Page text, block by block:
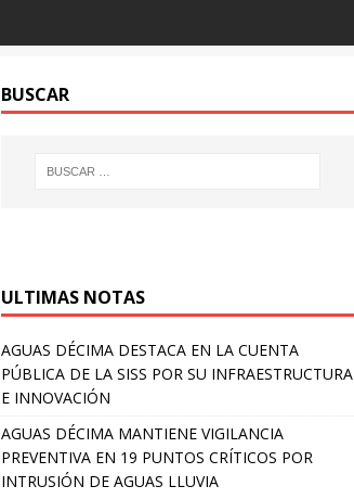
BUSCAR
ULTIMAS NOTAS
AGUAS DÉCIMA DESTACA EN LA CUENTA
PÚBLICA DE LA SISS POR SU INFRAESTRUCTURA
E INNOVACIÓN
AGUAS DÉCIMA MANTIENE VIGILANCIA
PREVENTIVA EN 19 PUNTOS CRÍTICOS POR
INTRUSIÓN DE AGUAS LLUVIA